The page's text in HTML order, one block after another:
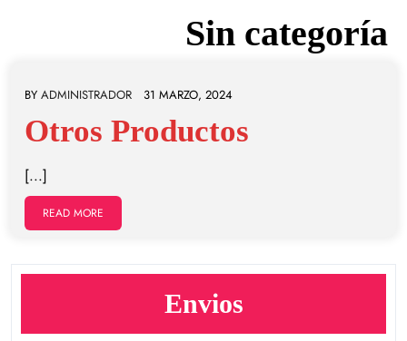
Sin categoría
BY ADMINISTRADOR 31 MARZO, 2024
Otros Productos
[...]
READ MORE
Envios